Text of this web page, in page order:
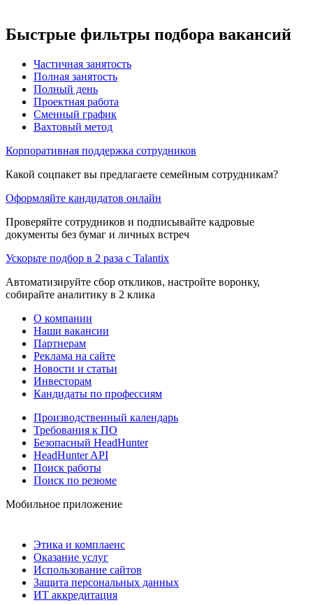
Быстрые фильтры подбора вакансий
Частичная занятость
Полная занятость
Полный день
Проектная работа
Сменный график
Вахтовый метод
Корпоративная поддержка сотрудников
Какой соцпакет вы предлагаете семейным сотрудникам?
Оформляйте кандидатов онлайн
Проверяйте сотрудников и подписывайте кадровые
документы без бумаг и личных встреч
Ускорьте подбор в 2 раза с Talantix
Автоматизируйте сбор откликов, настройте воронку,
собирайте аналитику в 2 клика
О компании
Наши вакансии
Партнерам
Реклама на сайте
Новости и статьи
Инвесторам
Кандидаты по профессиям
Производственный календарь
Требования к ПО
Безопасный HeadHunter
HeadHunter API
Поиск работы
Поиск по резюме
Мобильное приложение
Этика и комплаенс
Оказание услуг
Использование сайтов
Защита персональных данных
ИТ аккредитация